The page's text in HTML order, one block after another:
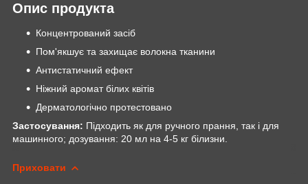
Опис продукта
Концентрований засіб
Пом'якшує та захищає волокна тканини
Антистатичний ефект
Ніжний аромат білих квітів
Дерматологічно протестовано
Застосування: Підходить як для ручного прання, так і для
машинного; дозування: 20 мл на 4-5 кг білизни.
Приховати